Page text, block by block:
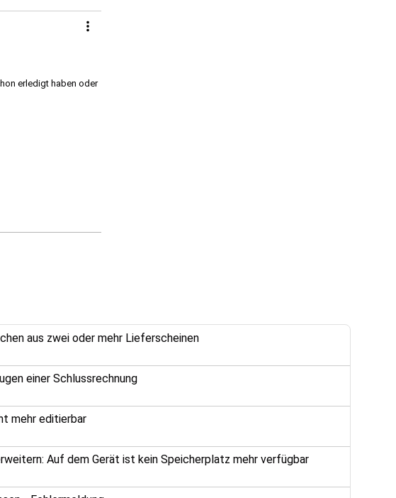
erledigt haben oder
aus zwei oder mehr Lieferscheinen
einer Schlussrechnung
mehr editierbar
Auf dem Gerät ist kein Speicherplatz mehr verfügbar